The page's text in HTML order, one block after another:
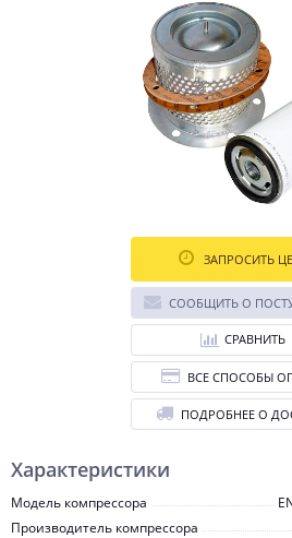
Характеристики
Модель компрессора
Производитель компрессора
ЗАПРОСИТЬ
СООБЩИТЬ О
СРАВНИТЬ
ВСЕ СПОСОБЫ
ПОДРОБНЕЕ О